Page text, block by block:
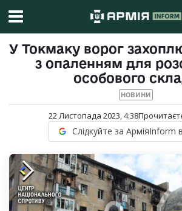
У Токмаку ворог
з опаленням для
особового
НОВИНИ
22 Листопада 2023, 4:38
Слідкуйте за АрміяInform